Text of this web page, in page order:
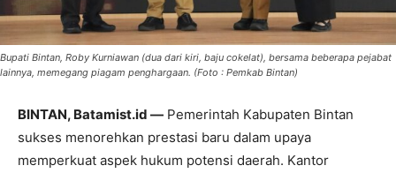
Bupati Bintan, Roby Kurniawan (dua dari kiri, baju cokelat), bersama beberapa pejabat
lainnya, memegang piagam penghargaan. (Foto : Pemkab Bintan)
BINTAN, Batamist.id — Pemerintah Kabupaten Bintan
sukses menorehkan prestasi baru dalam upaya
memperkuat aspek hukum potensi daerah. Kantor